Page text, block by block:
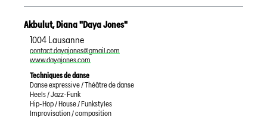
Akbulut,Diana "Daya Jones"
1004 Lausanne
contact.dayajones@gmail.com
www.dayajones.com
Techniques de danse
Danse expressive / Théâtre de danse
Heels / Jazz-Funk
Hip-Hop / House / Funkstyles
Improvisation / composition